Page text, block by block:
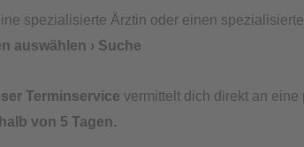
spezialisierte Ärztin oder einen
auswählen › Suche
Terminservice vermittelt dich direkt an eine
von 5 Tagen.